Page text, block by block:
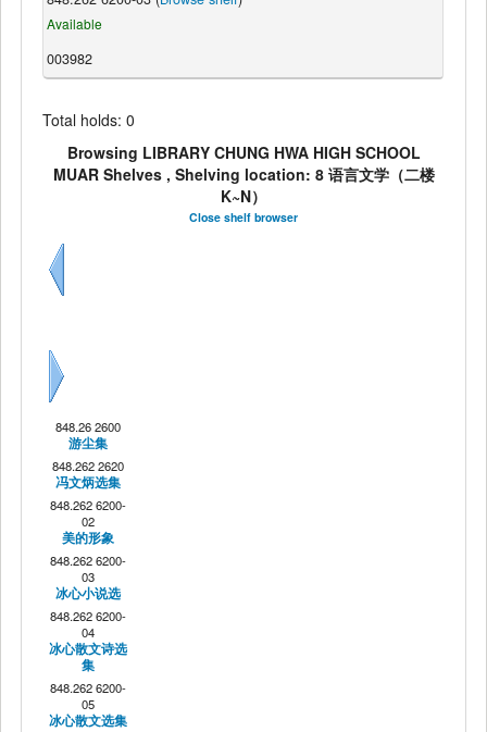
Available
003982
Total holds: 0
Browsing LIBRARY CHUNG HWA HIGH SCHOOL
MUAR Shelves , Shelving location: 8 语言文学（二楼
K~N）
Close shelf browser
848.26 2600
游尘集
848.262 2620
冯文炳选集
848.262 6200-
02
美的形象
848.262 6200-
03
冰心小说选
848.262 6200-
04
冰心散文诗选
集
848.262 6200-
05
冰心散文选集